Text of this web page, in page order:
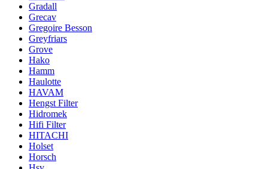
Gradall
Grecav
Gregoire Besson
Greyfriars
Grove
Hako
Hamm
Haulotte
HAVAM
Hengst Filter
Hidromek
Hifi Filter
HITACHI
Holset
Horsch